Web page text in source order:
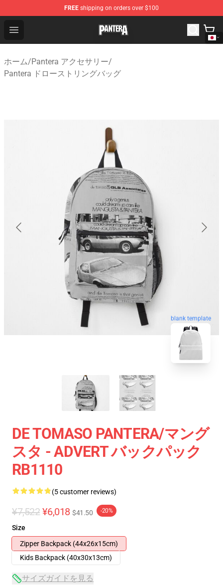
FREE shipping on orders over $100
Open menu
Pantera Store - Official Pantera Merchandise Shop
ホーム/Pantera アクセサリー/
Pantera ドローストリングバッグ
blank template
DE TOMASO PANTERA/マング
スタ - ADVERT バックパック
RB1110
(5 customer reviews)
¥7,522 ¥6,018 $41.50 -20%
Size
Zipper Backpack (44x26x15cm)
Kids Backpack (40x30x13cm)
サイズガイドを見る